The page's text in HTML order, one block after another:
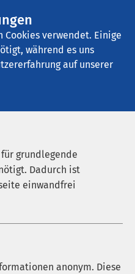
Cookies verwendet. Einige
während es uns
auf unserer
grundlegende
Dadurch ist
einwandfrei
anonym. Diese